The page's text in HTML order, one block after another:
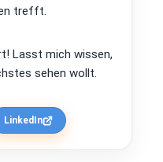
trefft.
Lasst mich wissen,
sehen wollt.
LinkedIn